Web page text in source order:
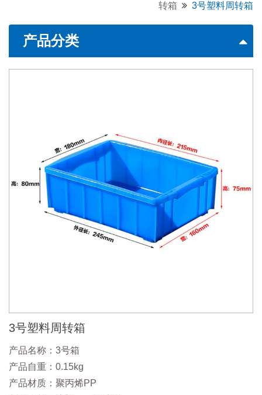
转箱
3号塑料周转箱
产品分类
3号塑料周转箱
产品名称：3号箱
产品自重：0.15kg
产品材质：聚丙烯PP